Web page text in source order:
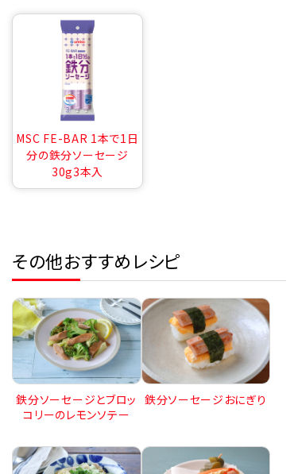
MSC FE-BAR 1本で1日
分の鉄分ソーセージ
30g3本入
その他おすすめレシピ
鉄分ソーセージとブロッ
コリーのレモンソテー
鉄分ソーセージおにぎり